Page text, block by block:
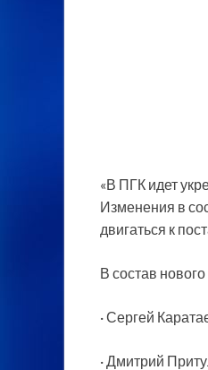
«В ПГК идет
Изменения в
двигаться к
В состав
· Сергей
· Дмитрий